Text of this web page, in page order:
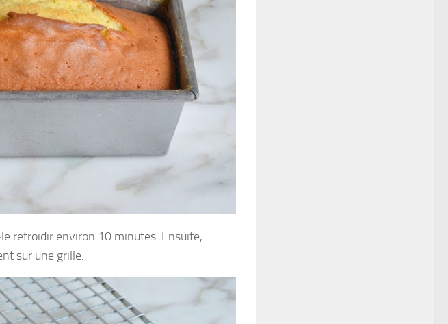
refroidir environ 10 minutes. Ensuite,
sur une grille.